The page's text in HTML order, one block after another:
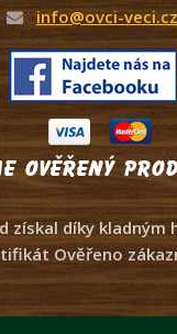
info@ovci-veci.cz
ověřený
získal díky kladným
Ověřeno